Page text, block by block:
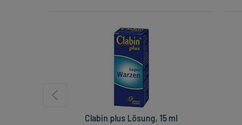
Clabin plus Lösung, 15 ml